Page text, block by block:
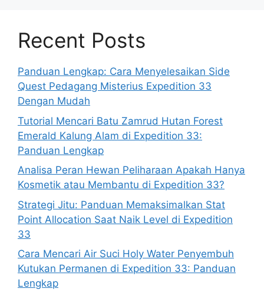
Recent Posts
Panduan Lengkap: Cara Menyelesaikan Side
Quest Pedagang Misterius Expedition 33
Dengan Mudah
Tutorial Mencari Batu Zamrud Hutan Forest
Emerald Kalung Alam di Expedition 33:
Panduan Lengkap
Analisa Peran Hewan Peliharaan Apakah Hanya
Kosmetik atau Membantu di Expedition 33?
Strategi Jitu: Panduan Memaksimalkan Stat
Point Allocation Saat Naik Level di Expedition
33
Cara Mencari Air Suci Holy Water Penyembuh
Kutukan Permanen di Expedition 33: Panduan
Lengkap